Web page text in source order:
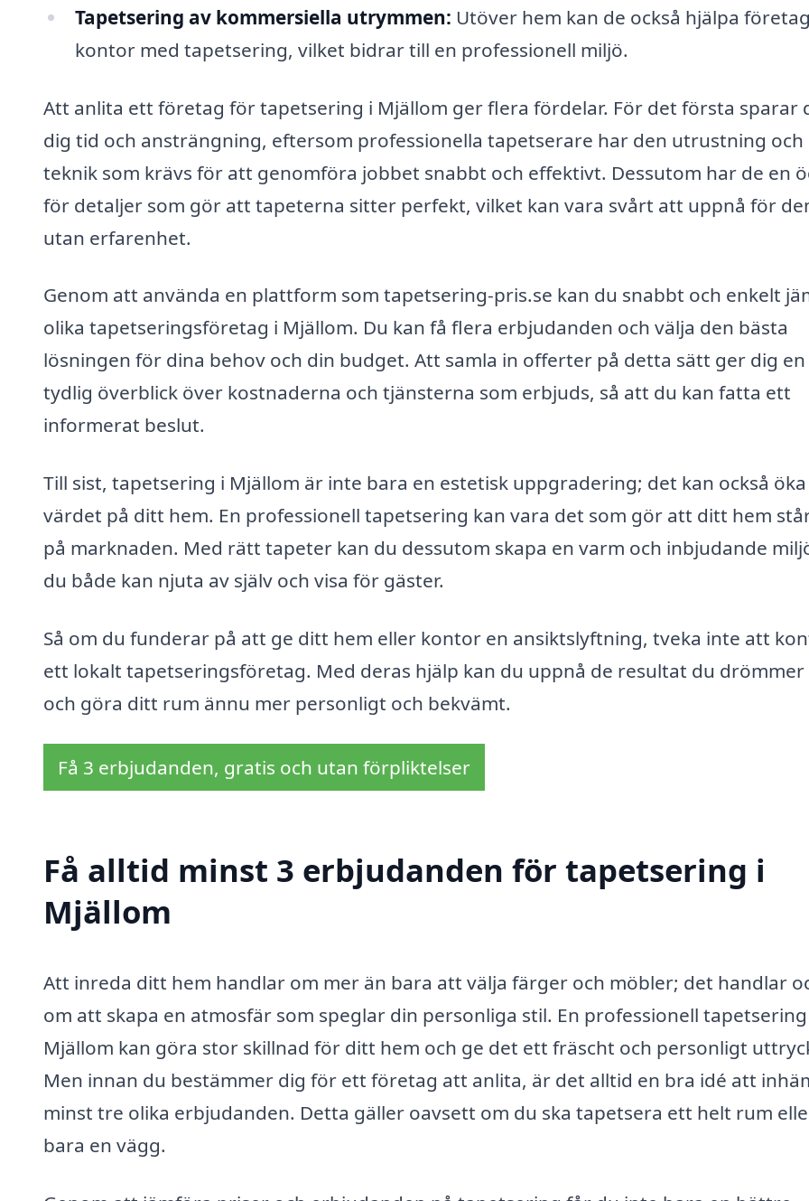
Tapetsering av kommersiella utrymmen: Utöver hem kan de också hjälpa
kontor med tapetsering, vilket bidrar till en professionell miljö.
Att anlita ett företag för tapetsering i Mjällom ger flera fördelar. För det första sparar
dig tid och ansträngning, eftersom professionella tapetserare har den utrustning och
teknik som krävs för att genomföra jobbet snabbt och effektivt. Dessutom har de en
för detaljer som gör att tapeterna sitter perfekt, vilket kan vara svårt att uppnå för
utan erfarenhet.
Genom att använda en plattform som tapetsering-pris.se kan du snabbt och enkelt
olika tapetseringsföretag i Mjällom. Du kan få flera erbjudanden och välja den bästa
lösningen för dina behov och din budget. Att samla in offerter på detta sätt ger dig en
tydlig överblick över kostnaderna och tjänsterna som erbjuds, så att du kan fatta ett
informerat beslut.
Till sist, tapetsering i Mjällom är inte bara en estetisk uppgradering; det kan också öka
värdet på ditt hem. En professionell tapetsering kan vara det som gör att ditt hem
på marknaden. Med rätt tapeter kan du dessutom skapa en varm och inbjudande
du både kan njuta av själv och visa för gäster.
Så om du funderar på att ge ditt hem eller kontor en ansiktslyftning, tveka inte att
ett lokalt tapetseringsföretag. Med deras hjälp kan du uppnå de resultat du drömmer
och göra ditt rum ännu mer personligt och bekvämt.
Få 3 erbjudanden, gratis och utan förpliktelser
Få alltid minst 3 erbjudanden för tapetsering i
Mjällom
Att inreda ditt hem handlar om mer än bara att välja färger och möbler; det handlar
om att skapa en atmosfär som speglar din personliga stil. En professionell
Mjällom kan göra stor skillnad för ditt hem och ge det ett fräscht och personligt
Men innan du bestämmer dig för ett företag att anlita, är det alltid en bra idé att
minst tre olika erbjudanden. Detta gäller oavsett om du ska tapetsera ett helt rum
bara en vägg.